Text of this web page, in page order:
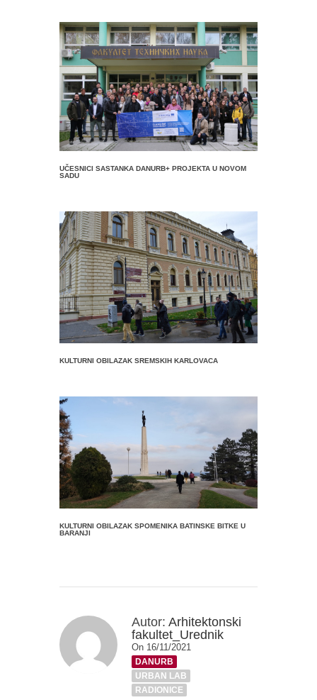
UČESNICI SASTANKA DANURB+ PROJEKTA U NOVOM
SADU
KULTURNI OBILAZAK SREMSKIH KARLOVACA
KULTURNI OBILAZAK SPOMENIKA BATINSKE BITKE U
BARANJI
Autor: Arhitektonski
fakultet_Urednik
On 16/11/2021
DANURB
URBAN LAB
RADIONICE